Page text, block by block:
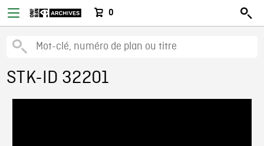
0
STK-ID 32201